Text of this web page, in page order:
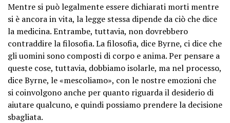
Mentre si può legalmente essere dichiarati morti mentre
si è ancora in vita, la legge stessa dipende da ciò che dice
la medicina. Entrambe, tuttavia, non dovrebbero
contraddire la filosofia. La filosofia, dice Byrne, ci dice che
gli uomini sono composti di corpo e anima. Per pensare a
queste cose, tuttavia, dobbiamo isolarle, ma nel processo,
dice Byrne, le «mescoliamo», con le nostre emozioni che
si coinvolgono anche per quanto riguarda il desiderio di
aiutare qualcuno, e quindi possiamo prendere la decisione
sbagliata.